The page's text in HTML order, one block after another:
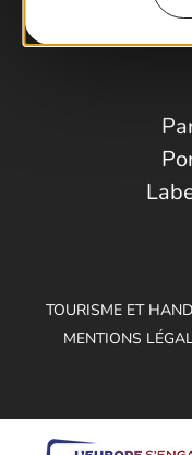
TOURISME ET
MENTIONS